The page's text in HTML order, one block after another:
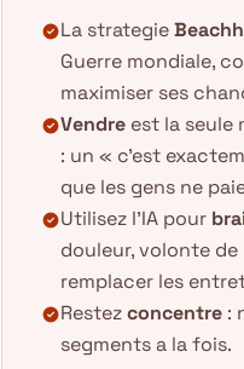
check_circleLa strategie
Guerre mondiale,
maximiser ses
check_circleVendre est la seule
: un « c'est
que les gens ne
check_circleUtilisez l'IA pour
douleur, volonte
remplacer les
check_circleRestezconcentre :
segments a la fois.